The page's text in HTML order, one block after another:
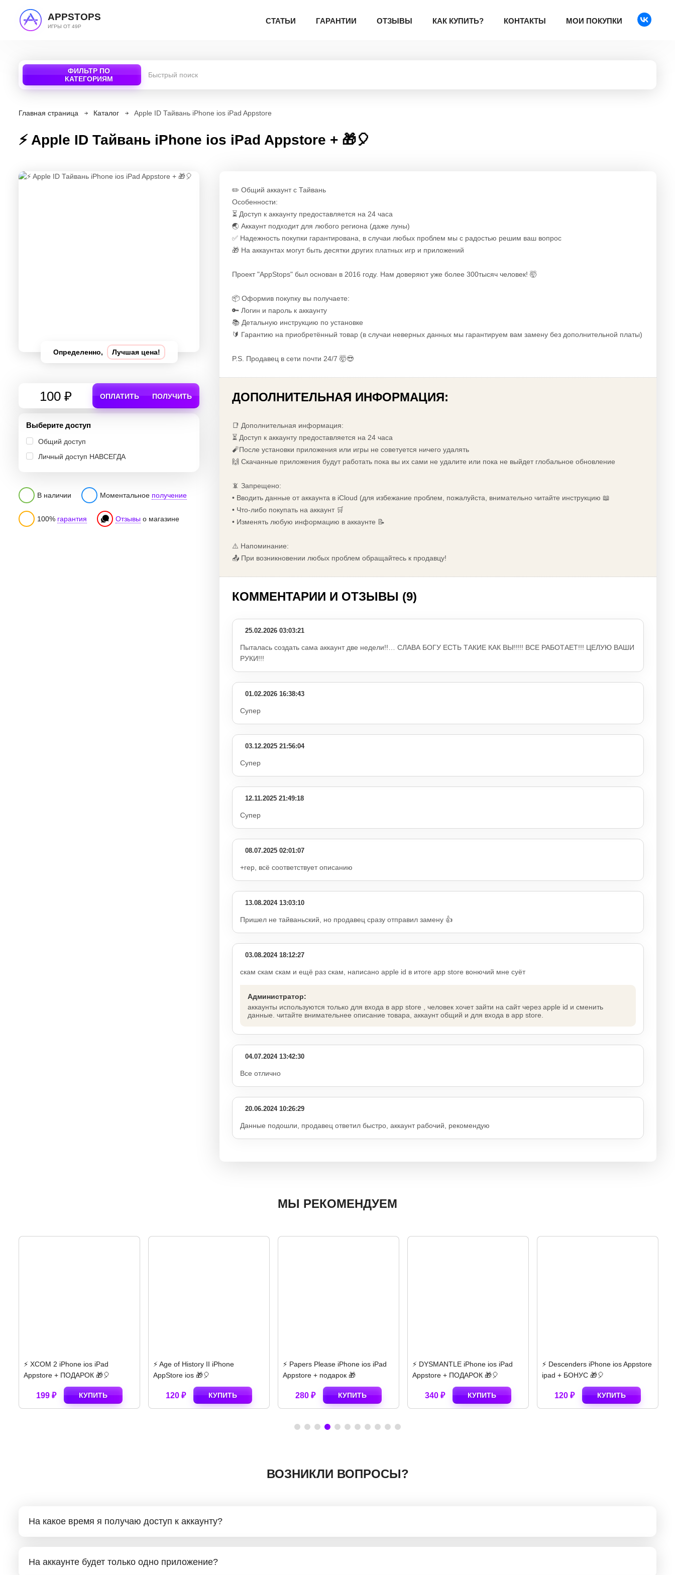
APPSTOPS
ИГРЫ ОТ 49Р
СТАТЬИ ГАРАНТИИ ОТЗЫВЫ КАК КУПИТЬ? КОНТАКТЫ МОИ ПОКУПКИ
ФИЛЬТР ПО
КАТЕГОРИЯМ
Главная страница Каталог Apple ID Тайвань iPhone ios iPad Appstore
⚡️ Apple ID Тайвань iPhone ios iPad Appstore + 🎁🎈
Определенно, Лучшая цена!
100 ₽ ОПЛАТИТЬ ПОЛУЧИТЬ
Выберите доступ
Общий доступ
Личный доступ НАВСЕГДА
В наличии Моментальное получение
100% гарантия Отзывы о магазине
✏️ Общий аккаунт с Тайвань
Особенности:
⏳ Доступ к аккаунту предоставляется на 24 часа
🌏 Аккаунт подходит для любого региона (даже луны)
✅ Надежность покупки гарантирована, в случаи любых проблем мы с радостью решим ваш вопрос
🎁 На аккаунтах могут быть десятки других платных игр и приложений
Проект "AppStops" был основан в 2016 году. Нам доверяют уже более 300тысяч человек! 🤯
📦 Оформив покупку вы получаете:
🔑 Логин и пароль к аккаунту
📚 Детальную инструкцию по установке
🔰 Гарантию на приобретённый товар (в случаи неверных данных мы гарантируем вам замену без дополнительной платы)
P.S. Продавец в сети почти 24/7 🤯😎
ДОПОЛНИТЕЛЬНАЯ ИНФОРМАЦИЯ:
📑 Дополнительная информация:
⏳ Доступ к аккаунту предоставляется на 24 часа
🧨После установки приложения или игры не советуется ничего удалять
🙌 Скачанные приложения будут работать пока вы их сами не удалите или пока не выйдет глобальное обновление
📵 Запрещено:
• Вводить данные от аккаунта в iCloud (для избежание проблем, пожалуйста, внимательно читайте инструкцию 📖
• Что-либо покупать на аккаунт 🛒
• Изменять любую информацию в аккаунте 📝
⚠️ Напоминание:
📤 При возникновении любых проблем обращайтесь к продавцу!
КОММЕНТАРИИ И ОТЗЫВЫ (9)
25.02.2026 03:03:21
Пыталась создать сама аккаунт две недели!!… СЛАВА БОГУ ЕСТЬ ТАКИЕ КАК ВЫ!!!!! ВСЕ РАБОТАЕТ!!! ЦЕЛУЮ ВАШИ
РУКИ!!!
01.02.2026 16:38:43
Супер
03.12.2025 21:56:04
Супер
12.11.2025 21:49:18
Супер
08.07.2025 02:01:07
+rep, всё соответствует описанию
13.08.2024 13:03:10
Пришел не тайваньский, но продавец сразу отправил замену 👍
03.08.2024 18:12:27
скам скам скам и ещё раз скам, написано apple id в итоге app store вонючий мне суёт
Администратор:
аккаунты используются только для входа в app store , человек хочет зайти на сайт через apple id и сменить
данные. читайте внимательнее описание товара, аккаунт общий и для входа в app store.
04.07.2024 13:42:30
Все отлично
20.06.2024 10:26:29
Данные подошли, продавец ответил быстро, аккаунт рабочий, рекомендую
МЫ РЕКОМЕНДУЕМ
⚡️ XCOM 2 iPhone ios iPad
Appstore + ПОДАРОК 🎁🎈
199 ₽ КУПИТЬ
⚡️ Age of History II iPhone
AppStore ios 🎁🎈
120 ₽ КУПИТЬ
⚡️ Papers Please iPhone ios iPad
Appstore + подарок 🎁
280 ₽ КУПИТЬ
⚡️ DYSMANTLE iPhone ios iPad
Appstore + ПОДАРОК 🎁🎈
340 ₽ КУПИТЬ
⚡️ Descenders iPhone ios Appstore
ipad + БОНУС 🎁🎈
120 ₽ КУПИТЬ
ВОЗНИКЛИ ВОПРОСЫ?
На какое время я получаю доступ к аккаунту?
На аккаунте будет только одно приложение?